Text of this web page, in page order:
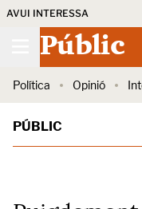
AVUI INTERESSA
Públic
Política Opinió
PÚBLIC